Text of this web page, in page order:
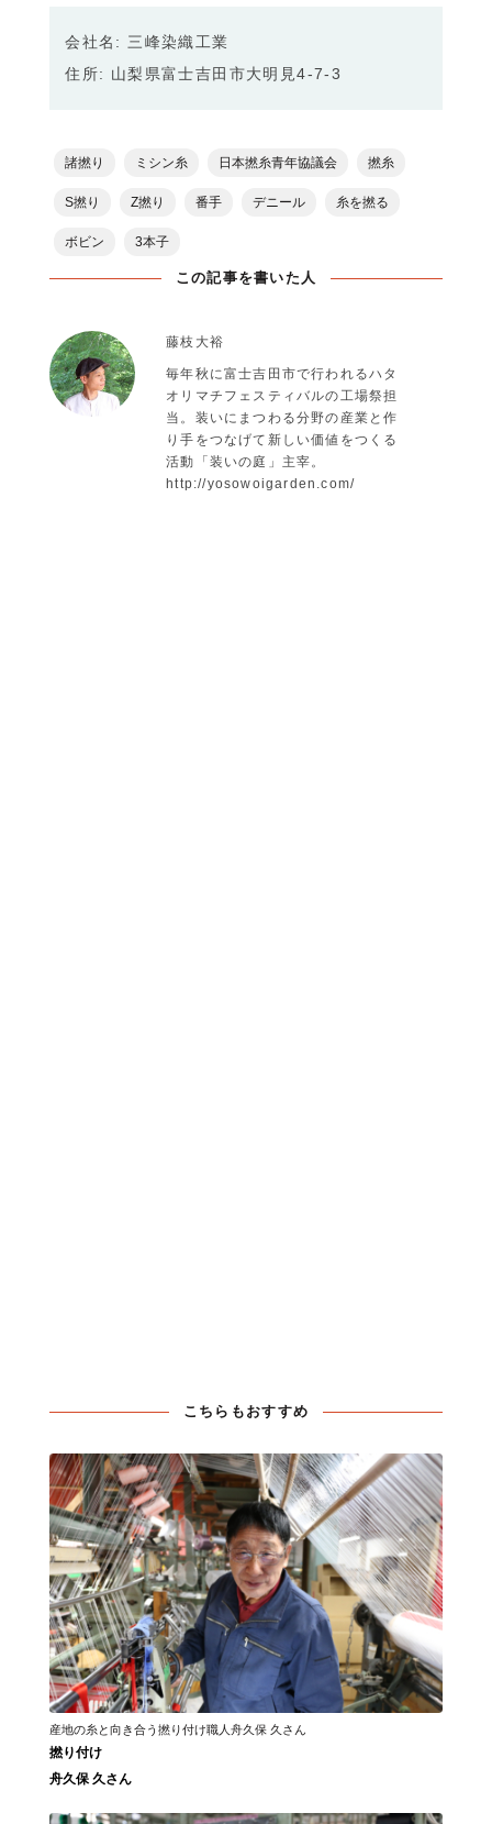
会社名: 三峰染織工業
住所: 山梨県富士吉田市大明見4-7-3
諸撚り ミシン糸 日本撚糸青年協議会 撚糸
S撚り Z撚り 番手 デニール 糸を撚る
ボビン 3本子
この記事を書いた人
藤枝大裕
毎年秋に富士吉田市で行われるハタ
オリマチフェスティバルの工場祭担
当。装いにまつわる分野の産業と作
り手をつなげて新しい価値をつくる
活動「装いの庭」主宰。
http://yosowoigarden.com/
こちらもおすすめ
産地の糸と向き合う撚り付け職人舟久保 久さん
撚り付け
舟久保 久さん